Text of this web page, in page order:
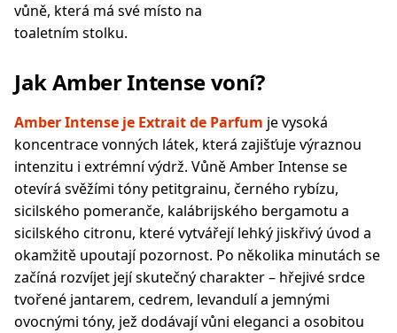
vůně, která má své místo na
toaletním stolku.
Jak Amber Intense voní?
Amber Intense je Extrait de Parfum je vysoká
koncentrace vonných látek, která zajišťuje výraznou
intenzitu i extrémní výdrž. Vůně Amber Intense se
otevírá svěžími tóny petitgrainu, černého rybízu,
sicilského pomeranče, kalábrijského bergamotu a
sicilského citronu, které vytvářejí lehký jiskřivý úvod a
okamžitě upoutají pozornost. Po několika minutách se
začíná rozvíjet její skutečný charakter – hřejivé srdce
tvořené jantarem, cedrem, levandulí a jemnými
ovocnými tóny, jež dodávají vůni eleganci a osobitou